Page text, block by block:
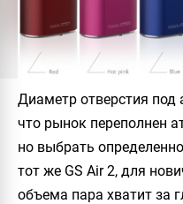
Диаметр отверстия
что рынок переполнен
но выбрать
тот же GS Air 2, для
объема пара хватит за